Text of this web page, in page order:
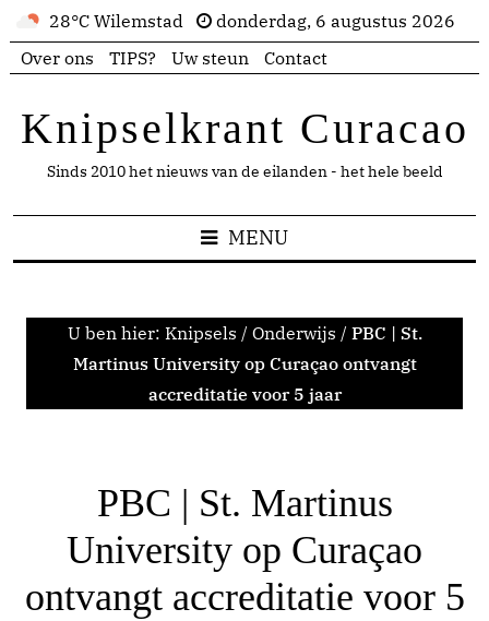
28°C Wilemstad
donderdag, 6 augustus 2026
Over ons
TIPS? Uw steun Contact
Knipselkrant Curacao
Sinds 2010 het nieuws van de eilanden - het hele beeld
MENU
U ben hier: Knipsels / Onderwijs / PBC | St.
Martinus University op Curaçao ontvangt
accreditatie voor 5 jaar
PBC | St. Martinus
University op Curaçao
ontvangt accreditatie voor 5